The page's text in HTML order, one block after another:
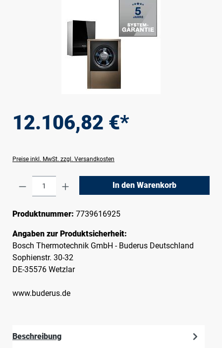
12.106,82 €*
Preise inkl. MwSt. zzgl. Versandkosten
Produkt Anzahl: Gib den gewünschten
In den Warenkorb
Produktnummer: 7739616925
Angaben zur Produktsicherheit:
Bosch Thermotechnik GmbH - Buderus Deutschland
Sophienstr. 30-32
DE-35576 Wetzlar
www.buderus.de
Beschreibung